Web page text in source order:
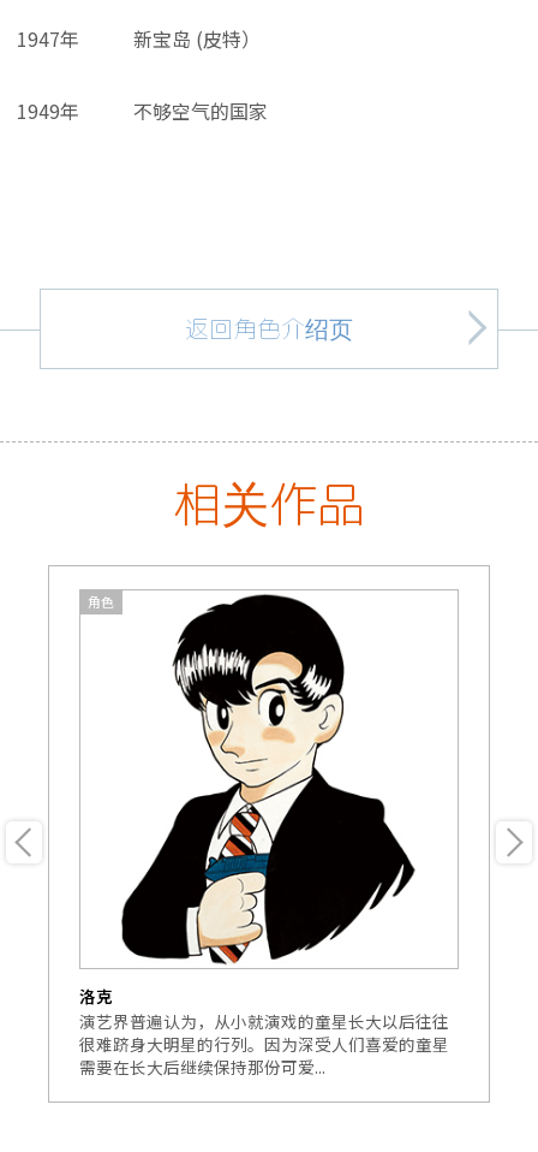
1947年 新宝岛 (皮特）
1949年 不够空气的国家
返回角色介绍页
相关作品
角色
洛克
演艺界普遍认为，从小就演戏的童星长大以后往往
很难跻身大明星的行列。因为深受人们喜爱的童星
需要在长大后继续保持那份可爱...